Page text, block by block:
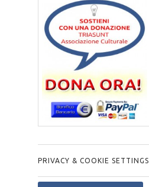
PRIVACY & COOKIE SETTINGS